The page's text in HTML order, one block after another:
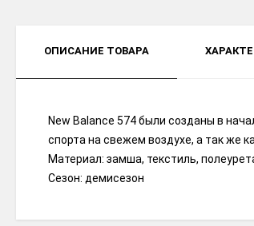
ОПИСАНИЕ ТОВАРА
New Balance 574 были созданы в
спорта на свежем воздухе, а так же
Материал: замша, текстиль,
Сезон: демисезон